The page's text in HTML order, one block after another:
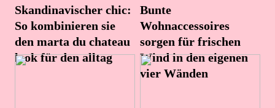
Skandinavischer chic:
So kombinieren sie
den marta du chateau
look für den alltag
Bunte
Wohnaccessoires
sorgen für frischen
Wind in den eigenen
vier Wänden